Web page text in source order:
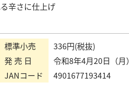
辛さに仕上げ
標準小売
336円(税抜)
発 売 日
令和8年4月20日（月）
JANコード
4901677193414